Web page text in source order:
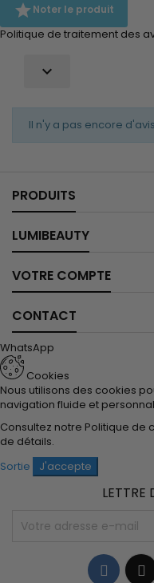
Noter le produit
Politique de traitement des

Il n'y a pas encore
PRODUITS
LUMIBEAUTY
VOTRE COMPTE
CONTACT
WhatsApp
Cookies
Nous utilisons des cookies
navigation fluide et
Consultez notre Politique de
de détails.
Sortie
J'accepte
LETTRE